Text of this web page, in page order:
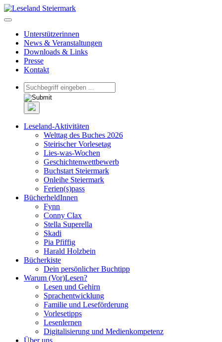
Unterstützerinnen
News & Veranstaltungen
Downloads & Links
Presse
Kontakt
Leseland-Aktivitäten
Welttag des Buches 2026
Steirischer Vorlesetag
Lies-was-Wochen
Geschichtenwettbewerb
Buchstart Steiermark
Onleihe Steiermark
Ferien(s)pass
BücherheldInnen
Fynn
Conny Clax
Stella Superella
Skadi
Pia Pfiffig
Harald Holzbein
Bücherkiste
Dein persönlicher Buchtipp
Warum (Vor)Lesen?
Lesen und Gehirn
Sprachentwicklung
Familie und Leseförderung
Vorlesetipps
Lesenlernen
Digitalisierung und Medienkompetenz
Über uns